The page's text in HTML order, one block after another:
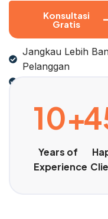
Konsultasi
Gratis
Jangkau Lebih
Pelanggan
10+
Years of
Experience